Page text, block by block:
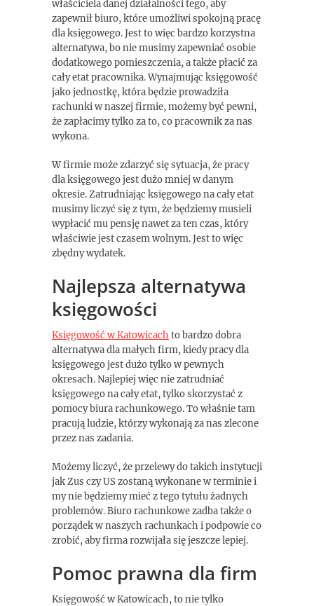
właściciela danej działalności tego, aby
zapewnił biuro, które umożliwi spokojną pracę
dla księgowego. Jest to więc bardzo korzystna
alternatywa, bo nie musimy zapewniać osobie
dodatkowego pomieszczenia, a także płacić za
cały etat pracownika. Wynajmując księgowość
jako jednostkę, która będzie prowadziła
rachunki w naszej firmie, możemy być pewni,
że zapłacimy tylko za to, co pracownik za nas
wykona.
W firmie może zdarzyć się sytuacja, że pracy
dla księgowego jest dużo mniej w danym
okresie. Zatrudniając księgowego na cały etat
musimy liczyć się z tym, że będziemy musieli
wypłacić mu pensję nawet za ten czas, który
właściwie jest czasem wolnym. Jest to więc
zbędny wydatek.
Najlepsza alternatywa
księgowości
Księgowość w Katowicachto bardzo dobra
alternatywa dla małych firm, kiedy pracy dla
księgowego jest dużo tylko w pewnych
okresach. Najlepiej więc nie zatrudniać
księgowego na cały etat, tylko skorzystać z
pomocy biura rachunkowego. To właśnie tam
pracują ludzie, którzy wykonają za nas zlecone
przez nas zadania.
Możemy liczyć, że przelewy do takich instytucji
jak Zus czy US zostaną wykonane w terminie i
my nie będziemy mieć z tego tytułu żadnych
problemów. Biuro rachunkowe zadba także o
porządek w naszych rachunkach i podpowie co
zrobić, aby firma rozwijała się jeszcze lepiej.
Pomoc prawna dla firm
Księgowość w Katowicach, to nie tylko